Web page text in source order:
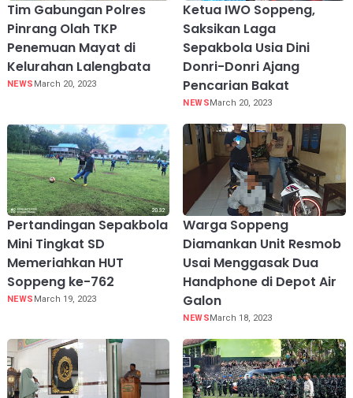
Tim Gabungan Polres
Pinrang Olah TKP
Penemuan Mayat di
Kelurahan Lalengbata
NEWS March 20, 2023
Ketua IWO Soppeng,
Saksikan Laga
Sepakbola Usia Dini
Donri-Donri Ajang
Pencarian Bakat
NEWS March 20, 2023
Pertandingan Sepakbola
Mini Tingkat SD
Memeriahkan HUT
Soppeng ke-762
NEWS March 19, 2023
Warga Soppeng
Diamankan Unit Resmob
Usai Menggasak Dua
Handphone di Depot Air
Galon
NEWSMarch 18, 2023